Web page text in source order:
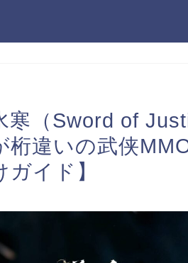
寒（Sword of
桁違いの武侠
ガイド】